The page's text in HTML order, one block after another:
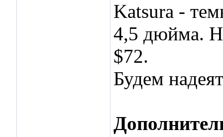
Katsura -
4,5 дюйма.
$72.
Будем